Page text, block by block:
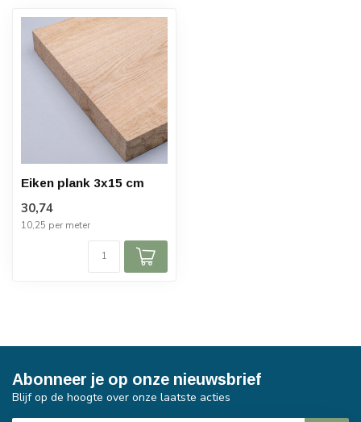
Eiken plank 3x15 cm
30,74
10,25 per meter
Abonneer je op onze nieuwsbrief
Blijf op de hoogte over onze laatste acties